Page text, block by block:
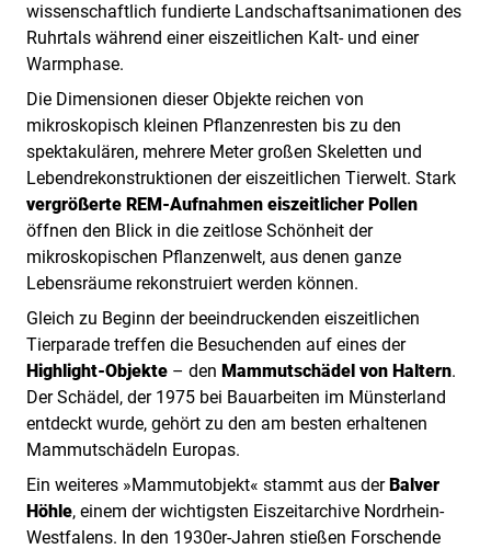
wissenschaftlich fundierte Landschaftsanimationen des
Ruhrtals während einer eiszeitlichen Kalt- und einer
Warmphase.
Die Dimensionen dieser Objekte reichen von
mikroskopisch kleinen Pflanzenresten bis zu den
spektakulären, mehrere Meter großen Skeletten und
Lebendrekonstruktionen der eiszeitlichen Tierwelt. Stark
vergrößerte REM-Aufnahmen eiszeitlicher Pollen
öffnen den Blick in die zeitlose Schönheit der
mikroskopischen Pflanzenwelt, aus denen ganze
Lebensräume rekonstruiert werden können.
Gleich zu Beginn der beeindruckenden eiszeitlichen
Tierparade treffen die Besuchenden auf eines der
Highlight-Objekte – den Mammutschädel von Haltern.
Der Schädel, der 1975 bei Bauarbeiten im Münsterland
entdeckt wurde, gehört zu den am besten erhaltenen
Mammutschädeln Europas.
Ein weiteres »Mammutobjekt« stammt aus derBalver
Höhle, einem der wichtigsten Eiszeitarchive Nordrhein-
Westfalens. In den 1930er-Jahren stießen Forschende